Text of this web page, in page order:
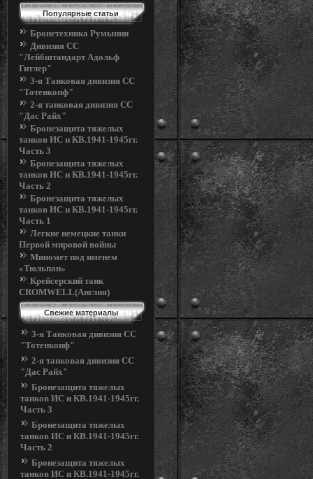
Популярные статьи
Бронетехника Румынии
Дивизия СС
"Лейбштандарт Адольф
Гитлер"
3-я Танковая дивизия СС
"Тотенкопф"
2-я танковая дивизия СС
"Дас Райх"
Бронезащита тяжелых
танков ИС и КВ.1941-1945гг.
Часть 3
Бронезащита тяжелых
танков ИС и КВ.1941-1945гг.
Часть 2
Бронезащита тяжелых
танков ИС и КВ.1941-1945гг.
Часть 1
Легкие немецкие танки
Первой мировой войны
Миномет под именем
«Тюльпан»
Крейсерский танк
CROMWELL(Англия)
Свежие материалы
3-я Танковая дивизия СС
"Тотенкопф"
2-я танковая дивизия СС
"Дас Райх"
Бронезащита тяжелых
танков ИС и КВ.1941-1945гг.
Часть 3
Бронезащита тяжелых
танков ИС и КВ.1941-1945гг.
Часть 2
Бронезащита тяжелых
танков ИС и КВ.1941-1945гг.